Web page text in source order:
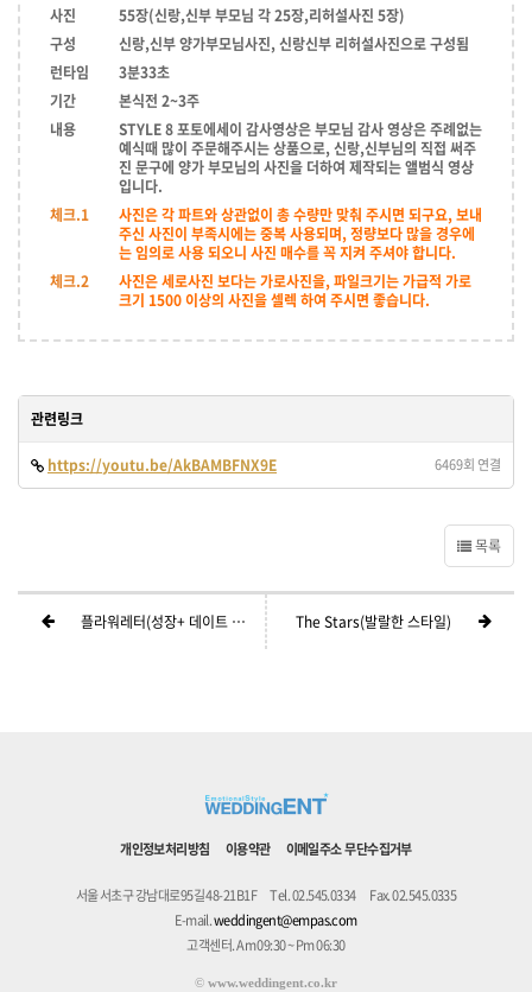
사진
55장(신랑,신부 부모님 각 25장,리허설사진 5장)
구성
신랑,신부 양가부모님사진, 신랑신부 리허설사진으로 구성됨
런타임
3분33초
기간
본식전 2~3주
내용
STYLE 8 포토에세이 감사영상은 부모님 감사 영상은 주례없는
예식때 많이 주문해주시는 상품으로, 신랑,신부님의 직접 써주
진 문구에 양가 부모님의 사진을 더하여 제작되는 앨범식 영상
입니다.
체크.1
사진은 각 파트와 상관없이 총 수량만 맞춰 주시면 되구요, 보내
주신 사진이 부족시에는 중복 사용되며, 정량보다 많을 경우에
는 임의로 사용 되오니 사진 매수를 꼭 지켜 주셔야 합니다.
체크.2
사진은 세로사진 보다는 가로사진을, 파일크기는 가급적 가로
크기 1500 이상의 사진을 셀렉 하여 주시면 좋습니다.
관련링크
https://youtu.be/AkBAMBFNX9E 6469회 연결
목록
플라워레터(성장+ 데이트 +리허설사진) The Stars(발랄한 스타일)
개인정보처리방침 이용약관 이메일주소 무단수집거부
서울 서초구 강남대로95길 48-21B1F Tel. 02.545.0334
Fax. 02.545.0335
E-mail.weddingent@empas.com
고객센터. Am 09:30 ~ Pm 06:30
© www.weddingent.co.kr